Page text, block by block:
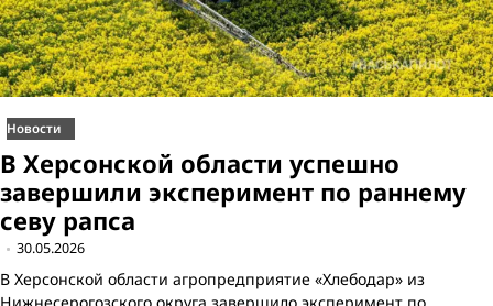
Новости
В Херсонской области успешно
завершили эксперимент по раннему
севу рапса
30.05.2026
В Херсонской области агропредприятие «Хлебодар» из